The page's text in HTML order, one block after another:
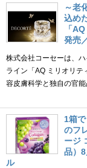
～老
込め
「
発売
株式会社コーセーは、
ライン「AQ ミリオリ
容皮膚科学と独自の官
1箱
のフ
ージ
品）
ル